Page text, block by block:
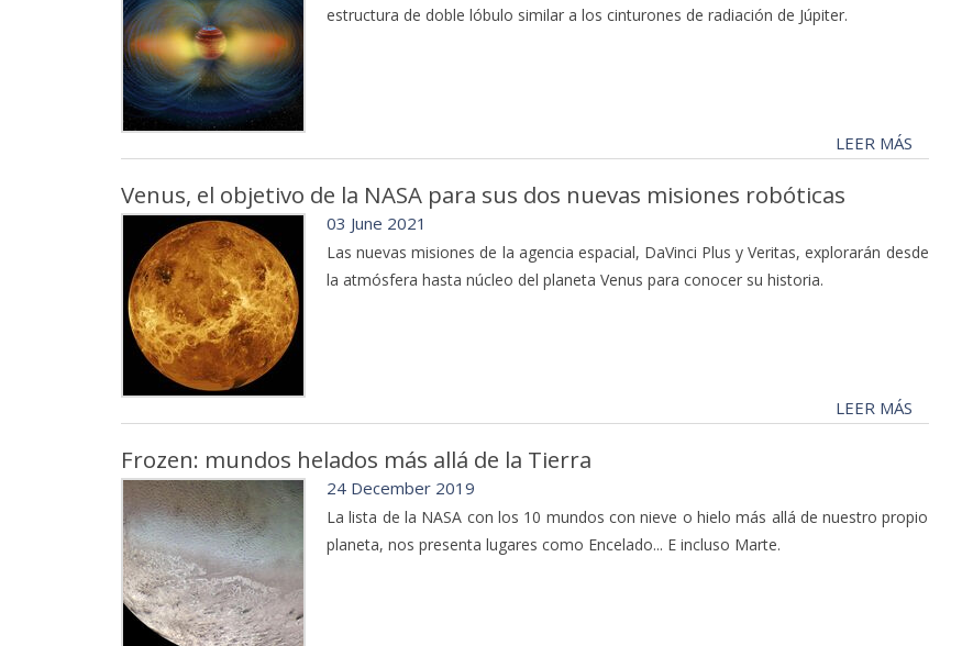
estructura de doble lóbulo similar a los cinturones de radiación de Júpiter.
LEER MÁS
Venus, el objetivo de la NASA para sus dos nuevas misiones robóticas
03 June 2021
Las nuevas misiones de la agencia espacial, DaVinci Plus y Veritas, explorarán desde
la atmósfera hasta núcleo del planeta Venus para conocer su historia.
LEER MÁS
Frozen: mundos helados más allá de la Tierra
24 December 2019
La lista de la NASA con los 10 mundos con nieve o hielo más allá de nuestro propio
planeta, nos presenta lugares como Encelado... E incluso Marte.